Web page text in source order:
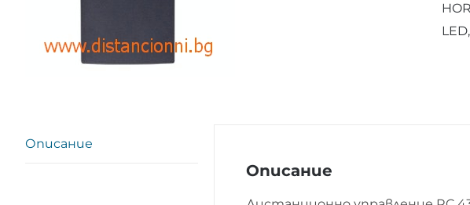
Описание
Описание